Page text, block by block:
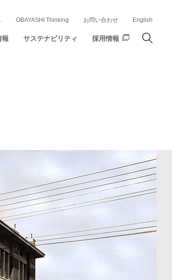
サステナビリティ 採用情報
OBAYASHI Thinking お問い合わせ English